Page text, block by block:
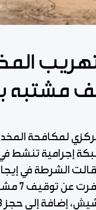
مشتبه
لمكافحة
إجرامية تنشط
الشرطة في
صفحتها في